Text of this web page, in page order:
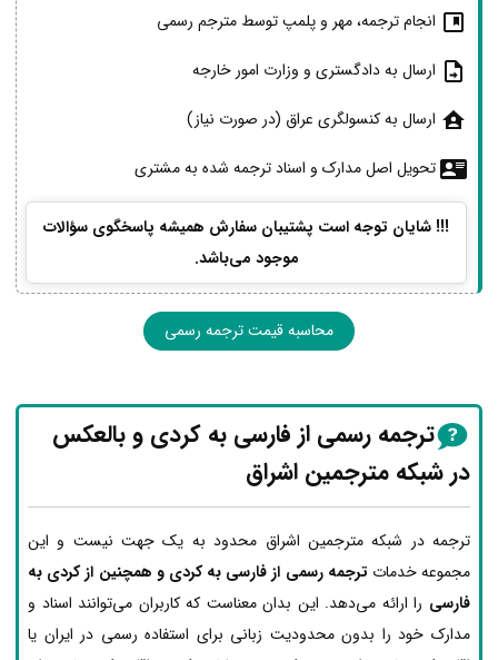
انجام ترجمه، مهر و پلمپ توسط مترجم رسمی
ارسال به دادگستری و وزارت امور خارجه
ارسال به کنسولگری عراق (در صورت نیاز)
تحویل اصل مدارک و اسناد ترجمه شده به مشتری
!!! شایان توجه است پشتیبان سفارش همیشه پاسخگوی سؤالات
موجود می‌باشد.
محاسبه قیمت ترجمه رسمی
ترجمه رسمی از فارسی به کردی و بالعکس
در شبکه مترجمین اشراق
ترجمه در شبکه مترجمین اشراق محدود به یک جهت نیست و این
مجموعه خدمات ترجمه رسمی از فارسی به کردی و همچنین از کردی به
فارسی را ارائه می‌دهد. این بدان معناست که کاربران می‌توانند اسناد و
مدارک خود را بدون محدودیت زبانی برای استفاده رسمی در ایران یا